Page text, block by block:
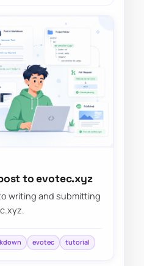
to evotec.xyz
writing and submitting
evotec tutorial